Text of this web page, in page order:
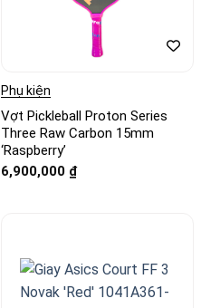
Phụ kiện
Vợt Pickleball Proton Series
Three Raw Carbon 15mm
‘Raspberry’
6,900,000 ₫